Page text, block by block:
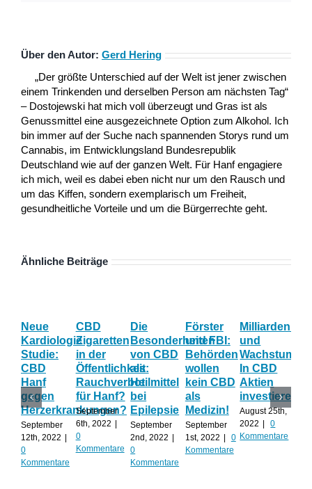
Über den Autor: Gerd Hering
„Der größte Unterschied auf der Welt ist jener zwischen
einem Trinkenden und derselben Person am nächsten Tag“
– Dostojewski hat mich voll überzeugt und Gras ist als
Genussmittel eine ausgezeichnete Option zum Alkohol. Ich
bin immer auf der Suche nach spannenden Storys rund um
Cannabis, im Entwicklungsland Bundesrepublik
Deutschland wie auf der ganzen Welt. Für Hanf engagiere
ich mich, weil es dabei eben nicht nur um den Rausch und
um das Kiffen, sondern exemplarisch um Freiheit,
gesundheitliche Vorteile und um die Bürgerrechte geht.
Ähnliche Beiträge
Neue
Kardiologie
Studie:
CBD
Hanf
gegen
Herzerkrankungen?
September
12th, 2022
0
Kommentare
CBD
Zigaretten
in der
Öffentlichkeit:
Rauchverbot
für Hanf?
September
6th, 2022
0
Kommentare
Die
Besonderheiten
von CBD
als
Heilmittel
bei
Epilepsie
September
2nd, 2022
0
Kommentare
Förster
und FBI:
Behörden
wollen
kein CBD
als
Medizin!
September
1st, 2022
0
Kommentare
und
Wachstum:
In CBD
Aktien
investieren?
August 25th,
2022
0
Kommentare